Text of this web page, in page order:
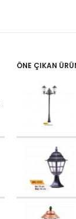
ÖNE ÇIKAN